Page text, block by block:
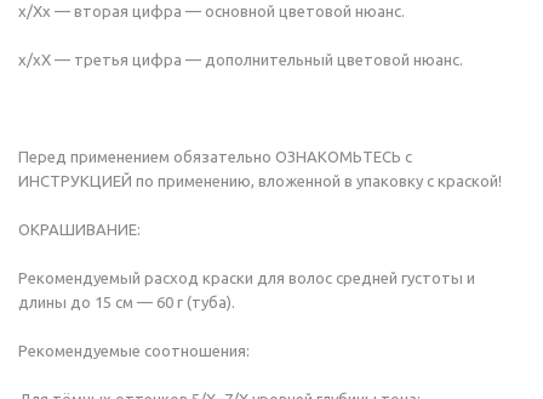
х/Хх — вторая цифра — основной цветовой нюанс.
х/хХ — третья цифра — дополнительный цветовой нюанс.
Перед применением обязательно ОЗНАКОМЬТЕСЬ с
ИНСТРУКЦИЕЙ по применению, вложенной в упаковку с краской!
ОКРАШИВАНИЕ:
Рекомендуемый расход краски для волос средней густоты и
длины до 15 см — 60 г (туба).
Рекомендуемые соотношения: